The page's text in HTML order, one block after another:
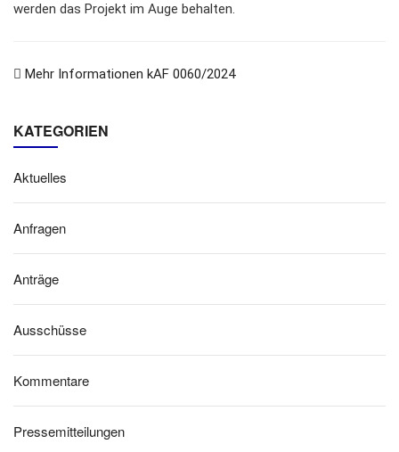
werden das Projekt im Auge behalten.
Mehr Informationen kAF 0060/2024
KATEGORIEN
Aktuelles
Anfragen
Anträge
Ausschüsse
Kommentare
Pressemitteilungen